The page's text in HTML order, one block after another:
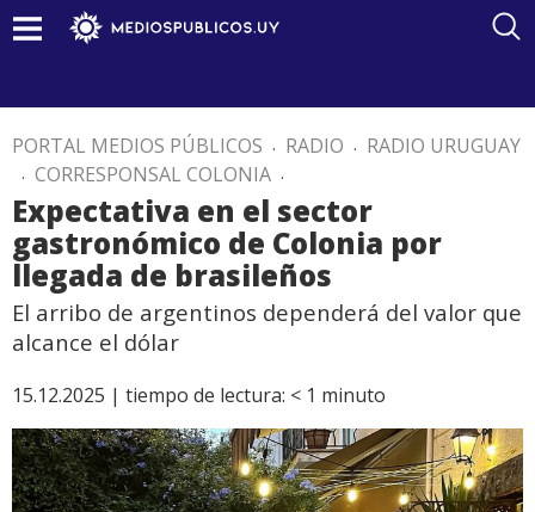
PORTAL MEDIOS PÚBLICOS . RADIO . RADIO URUGUAY
. CORRESPONSAL COLONIA .
Expectativa en el sector
gastronómico de Colonia por
llegada de brasileños
El arribo de argentinos dependerá del valor que
alcance el dólar
15.12.2025 | tiempo de lectura: < 1 minuto